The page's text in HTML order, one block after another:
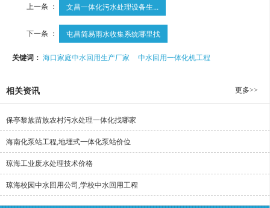
上一条 ： 文昌一体化污水处理设备生...
下一条 ： 屯昌简易雨水收集系统哪里找
关键词： 海口家庭中水回用生产厂家 中水回用一体化机工程
相关资讯 更多>>
保亭黎族苗族农村污水处理一体化找哪家
海南化泵站工程,地埋式一体化泵站价位
琼海工业废水处理技术价格
琼海校园中水回用公司,学校中水回用工程